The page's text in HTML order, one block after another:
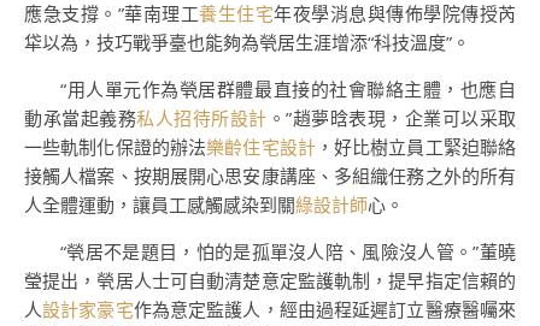
應急支撐。”華南理工養生住宅年夜學消息與傳佈學院傳授芮
牮以為，技巧戰爭臺也能夠為煢居生涯增添“科技溫度”。
“用人單元作為煢居群體最直接的社會聯絡主體，也應自
動承當起義務私人招待所設計 。”趙夢晗表現，企業可以采取
一些軌制化保證的辦法樂齡住宅設計，好比樹立員工緊迫聯絡
接觸人檔案、按期展開心思安康講座、多組織任務之外的所有
人全體運動，讓員工感觸感染到關綠設計師心。
“煢居不是題目，怕的是孤單沒人陪、風險沒人管。”董曉
瑩提出，煢居人士可自動清楚意定監護軌制，提早指定信賴的
人設計家豪宅作為意定監護人，經由過程延遲訂立醫療醫囑來